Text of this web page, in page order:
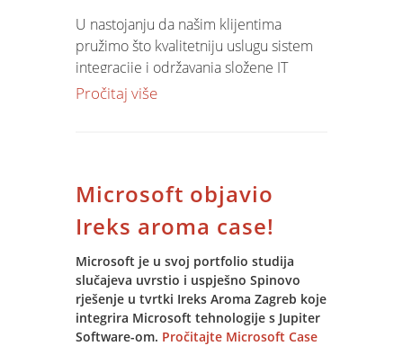
U nastojanju da našim klijentima
pružimo što kvalitetniju uslugu sistem
integracije i održavanja složene IT
infrastrukture, certificirali smo još
široku gamu Microsoft servera i alata za
izgradnju poslovnih informacijskih
sustava.
Pročitaj više
Microsoft objavio
Ireks aroma case!
Microsoft je u svoj portfolio studija
slučajeva uvrstio i uspješno Spinovo
rješenje u tvrtki Ireks Aroma Zagreb koje
integrira Microsoft tehnologije s Jupiter
Software-om. Pročitajte Microsoft Case